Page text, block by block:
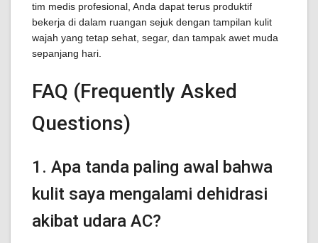
tim medis profesional, Anda dapat terus produktif
bekerja di dalam ruangan sejuk dengan tampilan kulit
wajah yang tetap sehat, segar, dan tampak awet muda
sepanjang hari.
FAQ (Frequently Asked
Questions)
1. Apa tanda paling awal bahwa
kulit saya mengalami dehidrasi
akibat udara AC?